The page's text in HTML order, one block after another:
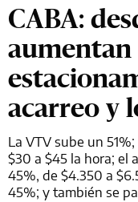
CABA:
aumentan
acarreo y
La VTV sube un
$30 a $45 la hora; el
45%, de $4.350 a
45%; y también se